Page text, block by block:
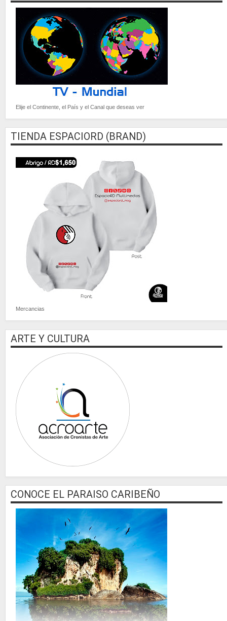
Elije el Continente, el País y el Canal que deseas ver
TIENDA ESPACIORD (BRAND)
Mercancias
ARTE Y CULTURA
CONOCE EL PARAISO CARIBEÑO